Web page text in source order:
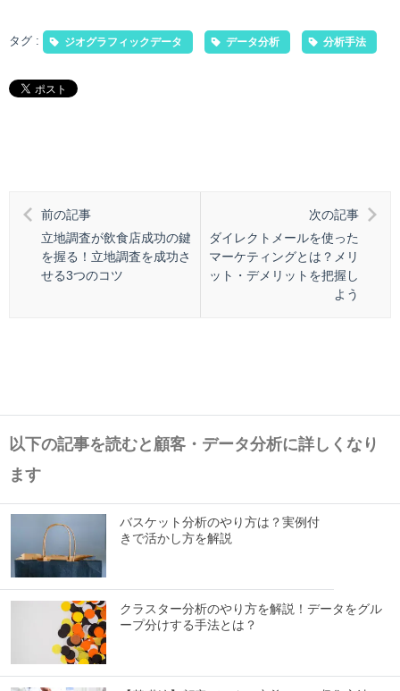
タグ : ジオグラフィックデータ データ分析 分析手法
前の記事
立地調査が飲食店成功の鍵
を握る！立地調査を成功さ
せる3つのコツ
次の記事
ダイレクトメールを使った
マーケティングとは？メリ
ット・デメリットを把握し
よう
以下の記事を読むと顧客・データ分析に詳しくなり
ます
バスケット分析のやり方は？実例付
きで活かし方を解説
クラスター分析のやり方を解説！データをグル
ープ分けする手法とは？